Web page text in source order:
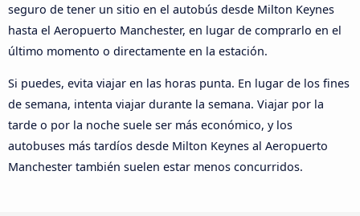
seguro de tener un sitio en el autobús desde Milton Keynes
hasta el Aeropuerto Manchester, en lugar de comprarlo en el
último momento o directamente en la estación.
Si puedes, evita viajar en las horas punta. En lugar de los fines
de semana, intenta viajar durante la semana. Viajar por la
tarde o por la noche suele ser más económico, y los
autobuses más tardíos desde Milton Keynes al Aeropuerto
Manchester también suelen estar menos concurridos.